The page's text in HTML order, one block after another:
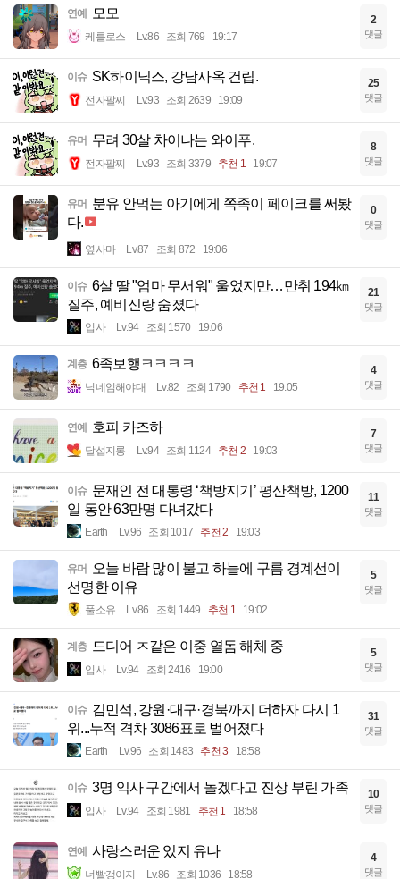
연예 모모
케를로스 Lv.86 조회 769 19:17
2
댓글
이슈 SK하이닉스, 강남사옥 건립.
전자팔찌 Lv.93 조회 2639 19:09
25
댓글
유머 무려 30살 차이나는 와이푸.
전자팔찌 Lv.93 조회 3379 추천 1 19:07
8
댓글
유머 분유 안먹는 아기에게 쪽족이 페이크를 써봤
다.
옆사마 Lv.87 조회 872 19:06
0
댓글
이슈 6살 딸 "엄마 무서워" 울었지만…만취 194㎞
질주, 예비신랑 숨졌다
입사 Lv.94 조회 1570 19:06
21
댓글
계층 6족보행ㅋㅋㅋㅋ
닉네임해야대 Lv.82 조회 1790 추천 1 19:05
4
댓글
연예 호피 카즈하
달섭지롱 Lv.94 조회 1124 추천 2 19:03
7
댓글
이슈 문재인 전 대통령 ‘책방지기’ 평산책방, 1200
일 동안 63만명 다녀갔다
Earth Lv.96 조회 1017 추천 2 19:03
11
댓글
유머 오늘 바람 많이 불고 하늘에 구름 경계선이
선명한 이유
풀소유 Lv.86 조회 1449 추천 1 19:02
5
댓글
계층 드디어 ㅈ같은 이중 열돔 해체 중
입사 Lv.94 조회 2416 19:00
5
댓글
이슈 김민석, 강원·대구·경북까지 더하자 다시 1
위...누적 격차 3086표로 벌어졌다
Earth Lv.96 조회 1483 추천 3 18:58
31
댓글
이슈 3명 익사 구간에서 놀겠다고 진상 부린 가족
입사 Lv.94 조회 1981 추천 1 18:58
10
댓글
연예 사랑스러운 있지 유나
너빨갱이지 Lv.86 조회 1036 18:58
4
댓글